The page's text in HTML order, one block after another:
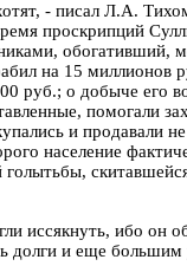
- писал Л.А.
проскрипций
обогативший,
на 15
руб.; о добыче его
помогали
и продавали
население
голытьбы,
иссякнуть, ибо он
долги и еще